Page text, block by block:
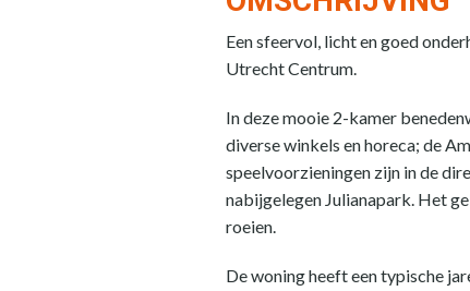
Een sfeervol, licht en goed
Utrecht Centrum.
In deze mooie 2-kamer
diverse winkels en horeca; de
speelvoorzieningen zijn in de
nabijgelegen Julianapark. Het
roeien.
De woning heeft een typische